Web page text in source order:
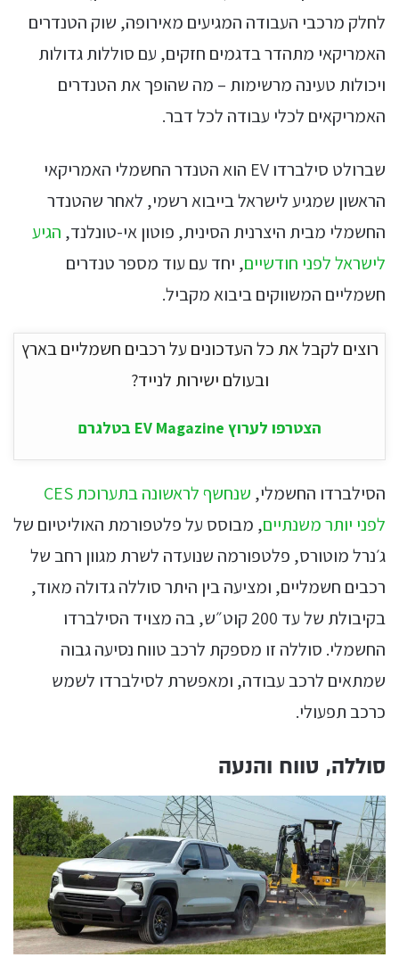
לחלק מרכבי העבודה המגיעים מאירופה, שוק הטנדרים
האמריקאי מתהדר בדגמים חזקים, עם סוללות גדולות
ויכולות טעינה מרשימות – מה שהופך את הטנדרים
האמריקאים לכלי עבודה לכל דבר.
שברולט סילברדו EV הוא הטנדר החשמלי האמריקאי
הראשון שמגיע לישראל בייבוא רשמי, לאחר שהטנדר
החשמלי מבית היצרנית הסינית, פוטון אי-טונלנד, הגיע
לישראל לפני חודשיים, יחד עם עוד מספר טנדרים
חשמליים המשווקים ביבוא מקביל.
רוצים לקבל את כל העדכונים על רכבים חשמליים בארץ
ובעולם ישירות לנייד?
הצטרפו לערוץ EV Magazine בטלגרם
הסילברדו החשמלי,
שנחשף לראשונה בתערוכת CES
לפני יותר משנתיים, מבוסס על פלטפורמת האוליטיום של
ג׳נרל מוטורס, פלטפורמה שנועדה לשרת מגוון רחב של
רכבים חשמליים, ומציעה בין היתר סוללה גדולה מאוד,
בקיבולת של עד 200 קוט״ש, בה מצויד הסילברדו
החשמלי. סוללה זו מספקת לרכב טווח נסיעה גבוה
שמתאים לרכב עבודה, ומאפשרת לסילברדו לשמש
כרכב תפעולי.
סוללה, טווח והנעה